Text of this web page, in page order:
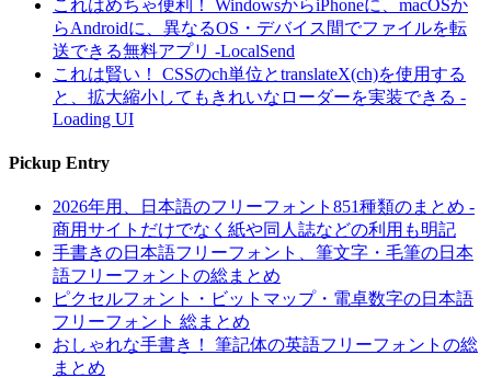
これはめちゃ便利！ WindowsからiPhoneに、macOSか
らAndroidに、異なるOS・デバイス間でファイルを転
送できる無料アプリ -LocalSend
これは賢い！ CSSのch単位とtranslateX(ch)を使用する
と、拡大縮小してもきれいなローダーを実装できる -
Loading UI
Pickup Entry
2026年用、日本語のフリーフォント851種類のまとめ -
商用サイトだけでなく紙や同人誌などの利用も明記
手書きの日本語フリーフォント、筆文字・毛筆の日本
語フリーフォントの総まとめ
ピクセルフォント・ビットマップ・電卓数字の日本語
フリーフォント 総まとめ
おしゃれな手書き！ 筆記体の英語フリーフォントの総
まとめ